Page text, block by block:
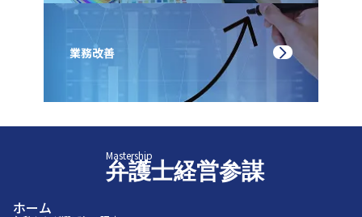
業務改善
Mastership
弁護士経営参謀
ホーム